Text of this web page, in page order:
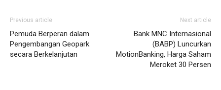
Previous article
Pemuda Berperan dalam
Pengembangan Geopark
secara Berkelanjutan
Next article
Bank MNC Internasional
(BABP) Luncurkan
MotionBanking, Harga Saham
Meroket 30 Persen